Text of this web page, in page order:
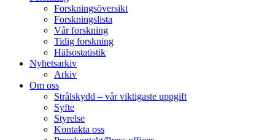
Forskningsöversikt
Forskningslista
Vår forskning
Tidig forskning
Hälsostatistik
Nyhetsarkiv
Arkiv
Om oss
Strålskydd – vår viktigaste uppgift
Syfte
Styrelse
Kontakta oss